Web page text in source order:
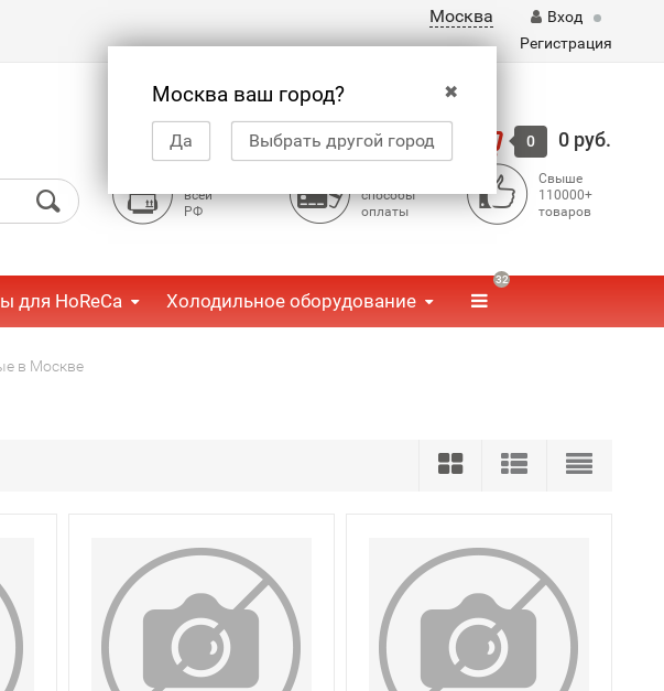
Москва
✖
Москва ваш город?
Да Выбрать другой город
Вход
Регистрация
Корзина 0 0 руб.
всей
РФ
способы
оплаты
Свыше
110000+
товаров
для HoReCa Холодильное оборудование
32
в Москве